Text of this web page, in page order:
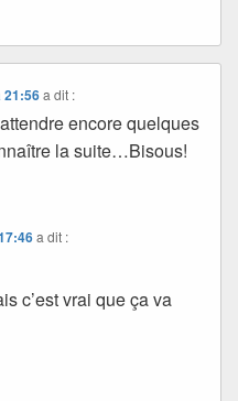
21:56 a dit :
encore quelques
la suite…Bisous!
a dit :
c’est vrai que ça va